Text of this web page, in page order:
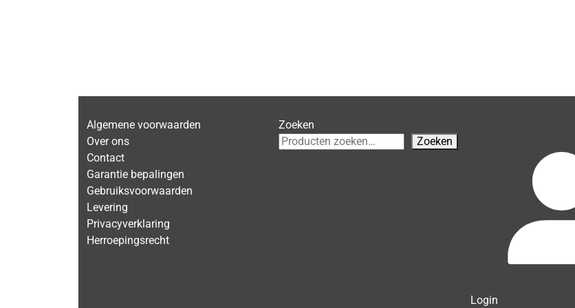
Algemene voorwaarden
Over ons
Contact
Garantie bepalingen
Gebruiksvoorwaarden
Levering
Privacyverklaring
Herroepingsrecht
Zoeken
Zoeken
Login